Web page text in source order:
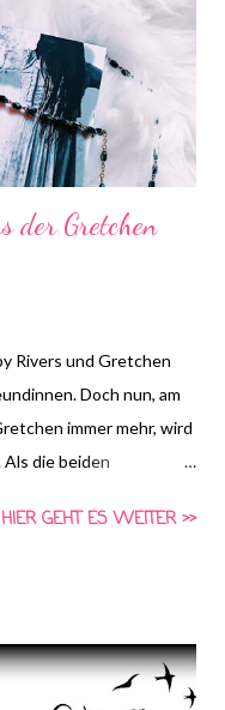
das Logo darf
werden.
der Gretchen
Rivers und Gretchen
Doch nun, am
immer mehr, wird
Als die beiden
zu zeigen. Doch dann
aussieht, wird immer
vernachlässigt ihr
HIER GEHT ES WEITER >>